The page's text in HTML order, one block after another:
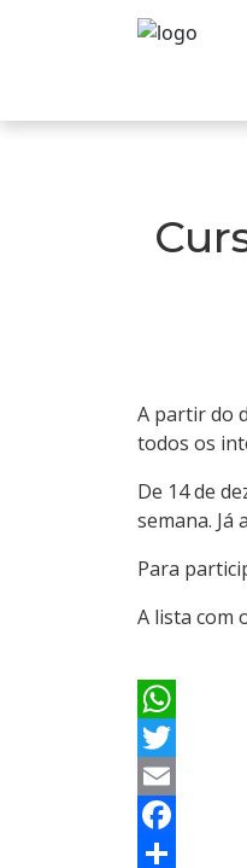
A partir do
todos os
De 14 de
semana. Já
Para
A lista com
WhatsApp
Twitter
Email
Facebook